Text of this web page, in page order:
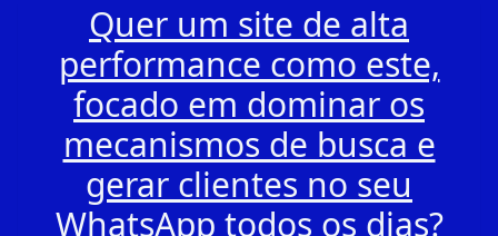
Quer um site de alta
performance como este,
focado em dominar os
mecanismos de busca e
gerar clientes no seu
WhatsApp todos os dias?